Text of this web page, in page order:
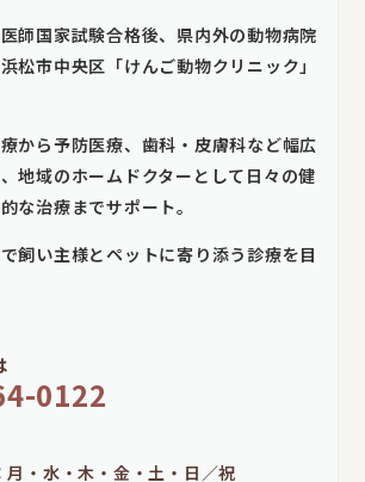
師国家試験合格後、県内外の動物病院
松市中央区「けんご動物クリニック」
から予防医療、歯科・皮膚科など幅広
地域のホームドクターとして日々の健
な治療までサポート。
飼い主様とペットに寄り添う診療を目
0122
・水・木・金・土・日／祝